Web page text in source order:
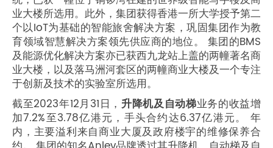
业大楼所选用。此外，集团获得香港一所大学授予第二
个以IoT为基础的智能旅舍解决方案，巩固集团作为教
育领域智慧解决方案领先供应商的地位。 集团的BMS
及能源优化解决方案亦已获西九龙站上盖的两幢著名商
业大楼，以及落马洲河套区的两幢商业大楼及一个专注
于创新及技术的实验室所选用。
截至2023年12月31日， 升降机及自动梯业务的收益增
加7.2%至3.78亿港元，手头合约达6.37亿港元。 年
内，主要溢利来自商业大厦及政府楼宇的维修保养合